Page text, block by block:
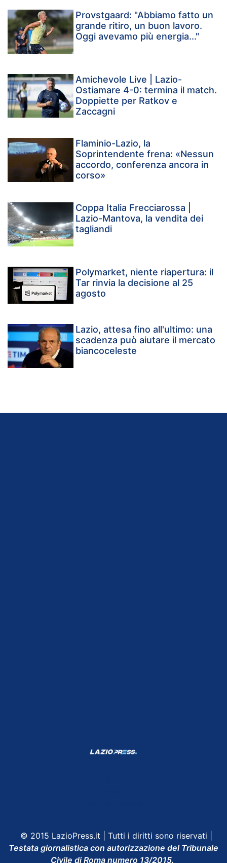
Provstgaard: "Abbiamo fatto un
grande ritiro, un buon lavoro.
Oggi avevamo più energia..."
Amichevole Live | Lazio-
Ostiamare 4-0: termina il match.
Doppiette per Ratkov e
Zaccagni
Flaminio-Lazio, la
Soprintendente frena: «Nessun
accordo, conferenza ancora in
corso»
Coppa Italia Frecciarossa |
Lazio-Mantova, la vendita dei
tagliandi
Polymarket, niente riapertura: il
Tar rinvia la decisione al 25
agosto
Lazio, attesa fino all'ultimo: una
scadenza può aiutare il mercato
biancoceleste
© 2015 LazioPress.it | Tutti i diritti sono riservati |
Testata giornalistica con autorizzazione del Tribunale
Civile di Roma numero 13/2015.